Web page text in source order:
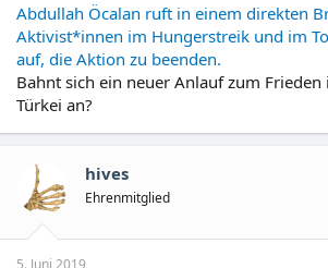
Ich hoffe ausdrücklich, dass ihr mich auch
notwendigen Intensität und dem
werdet.
Mit unendlicher Liebe und Grüßen
22. Mai 2019, Gefängnis Imrali
Abdullah Öcalan“
Abdullah Öcalan ruft in einem direkten
Aktivist*innen im Hungerstreik und im
auf, die Aktion zu beenden.
Bahnt sich ein neuer Anlauf zum
Türkei an?
hives
Ehrenmitglied
5. Juni 2019